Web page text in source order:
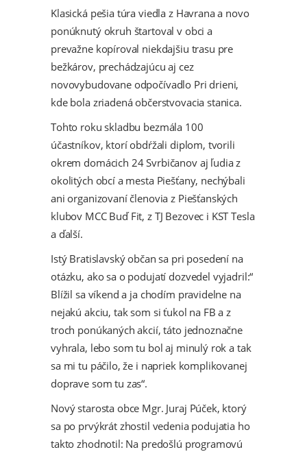
Klasická pešia túra viedla z Havrana a novo
ponúknutý okruh štartoval v obci a
prevažne kopíroval niekdajšiu trasu pre
bežkárov, prechádzajúcu aj cez
novovybudovane odpočívadlo Pri drieni,
kde bola zriadená občerstvovacia stanica.
Tohto roku skladbu bezmála 100
účastníkov, ktorí obdŕžali diplom, tvorili
okrem domácich 24 Svrbičanov aj ľudia z
okolitých obcí a mesta Piešťany, nechýbali
ani organizovaní členovia z Piešťanských
klubov MCC Buď Fit, z TJ Bezovec i KST Tesla
a ďalší.
Istý Bratislavský občan sa pri posedení na
otázku, ako sa o podujatí dozvedel vyjadril:“
Blížil sa víkend a ja chodím pravidelne na
nejakú akciu, tak som si ťukol na FB a z
troch ponúkaných akcií, táto jednoznačne
vyhrala, lebo som tu bol aj minulý rok a tak
sa mi tu páčilo, že i napriek komplikovanej
doprave som tu zas“.
Nový starosta obce Mgr. Juraj Púček, ktorý
sa po prvýkrát zhostil vedenia podujatia ho
takto zhodnotil: Na predošlú programovú